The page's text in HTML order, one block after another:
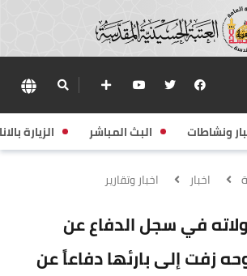
ونشاطات البث المباشر الزيارة
اخبار اخبار وتقارير
في سجل الدفاع عن
زفت إلى بارئها دفاعاً عن